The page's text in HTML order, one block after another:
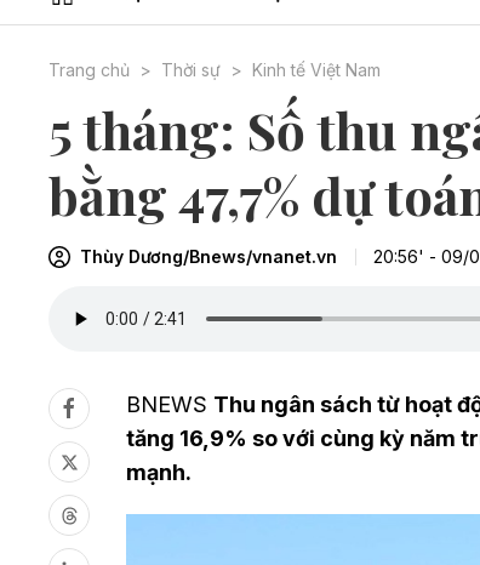
Trang chủ Thời sự Kinh tế Việt Nam
5 tháng: Số thu
bằng 47,7% dự
Thùy Dương/Bnews/vnanet.vn 20:56' - 09/
BNEWS Thu ngân sách từ hoạt
tăng 16,9% so với cùng kỳ năm
mạnh.